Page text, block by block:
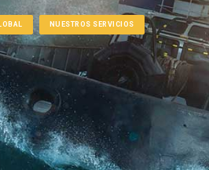
NUESTROS SERVICIOS